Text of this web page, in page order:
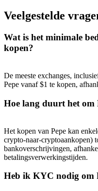
Veelgestelde
Wat is het minimale
kopen?
De meeste exchanges,
Pepe vanaf $1 te kopen,
Hoe lang duurt het om
Het kopen van Pepe kan
crypto-naar-cryptoaankopen)
bankoverschrijvingen,
betalingsverwerkingstijden.
Heb ik KYC nodig om